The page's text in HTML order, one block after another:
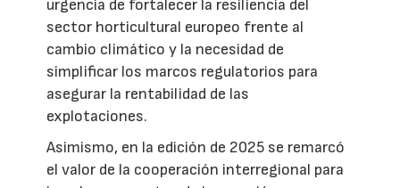
urgencia de fortalecer la resiliencia del
sector horticultural europeo frente al
cambio climático y la necesidad de
simplificar los marcos regulatorios para
asegurar la rentabilidad de las
explotaciones.
Asimismo, en la edición de 2025 se remarcó
el valor de la cooperación interregional para